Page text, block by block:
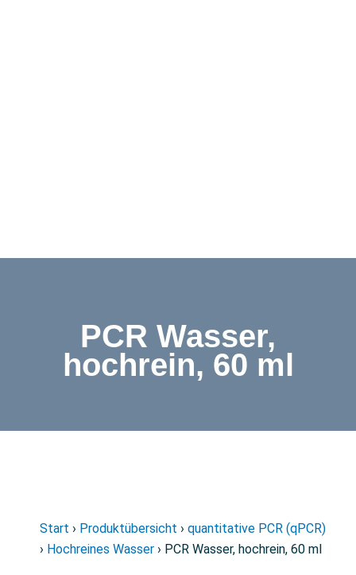
PCR Wasser,
hochrein, 60 ml
Start › Produktübersicht › quantitative PCR (qPCR)
› Hochreines Wasser › PCR Wasser, hochrein, 60 ml